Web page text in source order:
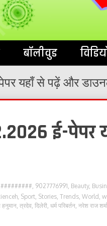
बॉलीवुड
यहाँ से पढ़ें और
ई-पेपर
, 9027776991, Beauty,
, Sport, Stories, Trends, World ,
, त्रदेव, दिलेरी, धर्म परिबर्तन, नरेश राज